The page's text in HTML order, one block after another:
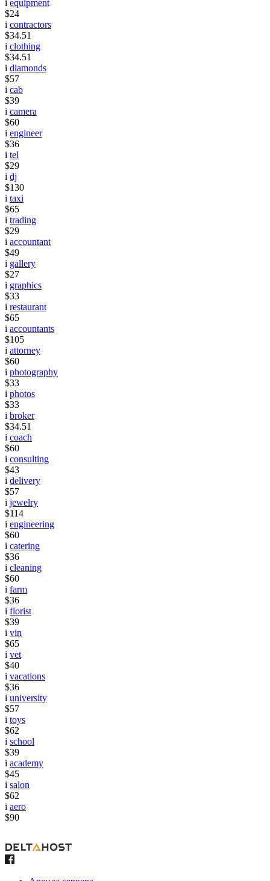
i equipment
$24
i contractors
$34.51
i clothing
$34.51
i diamonds
$57
i cab
$39
i camera
$60
i engineer
$36
i tel
$29
i dj
$130
i taxi
$65
i trading
$29
i accountant
$49
i gallery
$27
i graphics
$33
i restaurant
$65
i accountants
$105
i attorney
$60
i photography
$33
i photos
$33
i broker
$34.51
i coach
$60
i consulting
$43
i delivery
$57
i jewelry
$114
i engineering
$60
i catering
$36
i cleaning
$60
i farm
$36
i florist
$39
i vin
$65
i vet
$40
i vacations
$36
i university
$57
i toys
$62
i school
$39
i academy
$45
i salon
$62
i aero
$90